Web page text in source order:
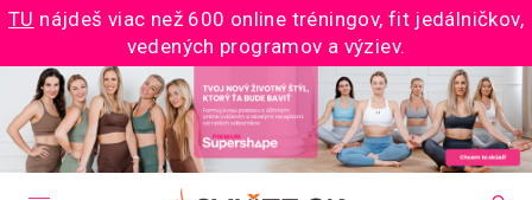
TU nájdeš viac než 600 online tréningov, fit jedálničkov,
vedených programov a výziev.